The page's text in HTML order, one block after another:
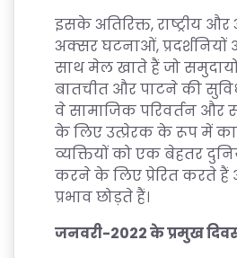
इसके अतिरिक्त, राष्ट्रीय और
अक्सर घटनाओं,
साथ मेल खाते हैं जो
बातचीत और पाटने की
वे सामाजिक परिवर्तन और
के लिए उत्प्रेरक के रूप में
व्यक्तियों को एक बेहतर
करने के लिए प्रेरित करते हैं
प्रभाव छोड़ते हैं।
जनवरी-2022के प्रमुख